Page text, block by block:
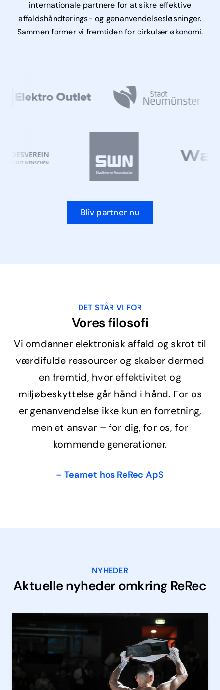
internationale partnere for at sikre effektive
affaldshåndterings- og genanvendelsesløsninger.
Sammen former vi fremtiden for cirkulær økonomi.
Bliv partner nu
DET STÅR VI FOR
Vores filosofi
Vi omdanner elektronisk affald og skrot til
værdifulde ressourcer og skaber dermed
en fremtid, hvor effektivitet og
miljøbeskyttelse går hånd i hånd. For os
er genanvendelse ikke kun en forretning,
men et ansvar – for dig, for os, for
kommende generationer.
– Teamet hos ReRec ApS
NYHEDER
Aktuelle nyheder omkring ReRec